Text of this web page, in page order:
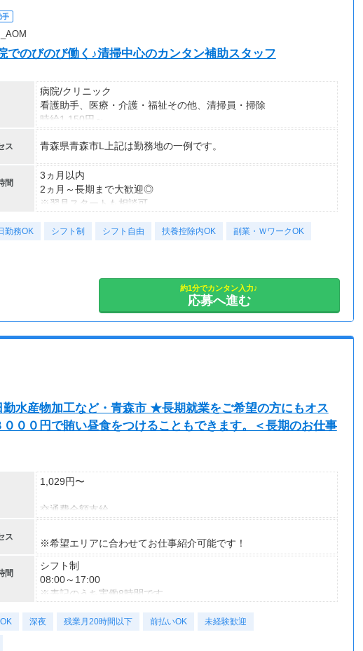
手
でのびのび働く♪清掃中心のカンタン補助スタッフ
病院/クリニック
看護助手、医療・介護・福祉その他、清掃員・掃除
時給1,150円～
※お給料は最短で週払いOK！（規定有）
※残業代は別途全額支給
ス 青森県青森市L上記は勤務地の一例です。
間
3ヵ月以内
2ヵ月～長期まで大歓迎◎
※翌月スタートも相談可
勤務OK シフト制 シフト自由 扶養控除内OK 副業・ＷワークOK
約1分でカンタン入力♪
応募へ進む
水産物加工など・青森市 ★長期就業をご希望の方にもオス
００円で賄い昼食をつけることもできます。＜長期のお仕事
1,029円〜
交通費全額支給
ス
※希望エリアに合わせてお仕事紹介可能です！
間
シフト制
08:00～17:00
※表記のうち実働8時間です。
勤務曜日：月・火・水・木・金・祝
深夜 残業月20時間以下 前払いOK 未経験歓迎